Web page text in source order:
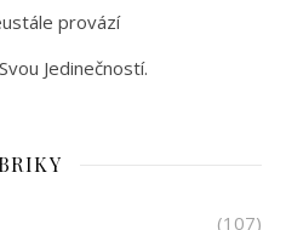
provází
Jedinečností.
(107)